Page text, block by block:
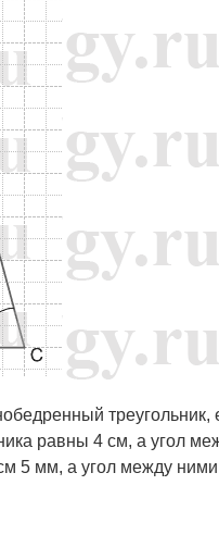
треугольник,
равны 4 см, а угол
5 мм, а угол между ними